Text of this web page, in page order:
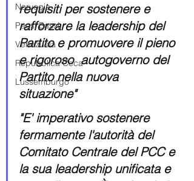
Norvegia
Paesi Bassi
Venezuela
Repubblica Ceca
Lussemburgo
requisiti per sostenere e
rafforzare la leadership del
Partito e promuovere il pieno
e rigoroso  autogoverno del
Partito nella nuova
situazione"
"E' imperativo sostenere
fermamente l'autorità del
Comitato Centrale del PCC e
la sua leadership unificata e